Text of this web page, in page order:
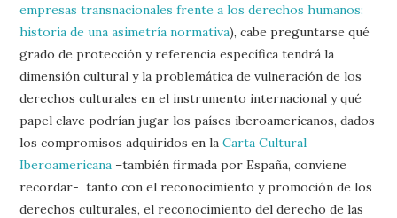
empresas transnacionales frente a los derechos humanos:
historia de una asimetría normativa), cabe preguntarse qué
grado de protección y referencia específica tendrá la
dimensión cultural y la problemática de vulneración de los
derechos culturales en el instrumento internacional y qué
papel clave podrían jugar los países iberoamericanos, dados
los compromisos adquiridos en laCarta Cultural
Iberoamericana –también firmada por España, conviene
recordar- tanto con el reconocimiento y promoción de los
derechos culturales, el reconocimiento del derecho de las